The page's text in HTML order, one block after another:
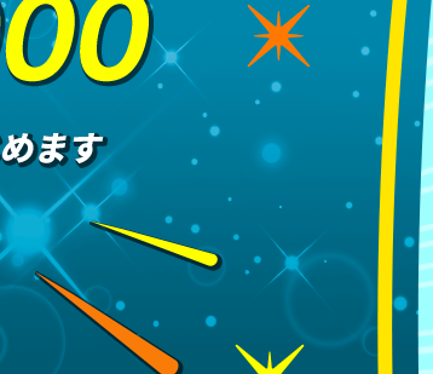
受賞作品を読む